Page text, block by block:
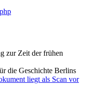
zur Zeit der frühen
die Geschichte Berlins
liegt als Scan vor